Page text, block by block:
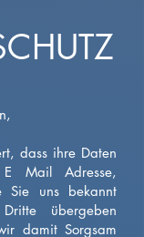
dass ihre Daten
Mail Adresse,
Sie uns bekannt
übergeben
damit Sorgsam